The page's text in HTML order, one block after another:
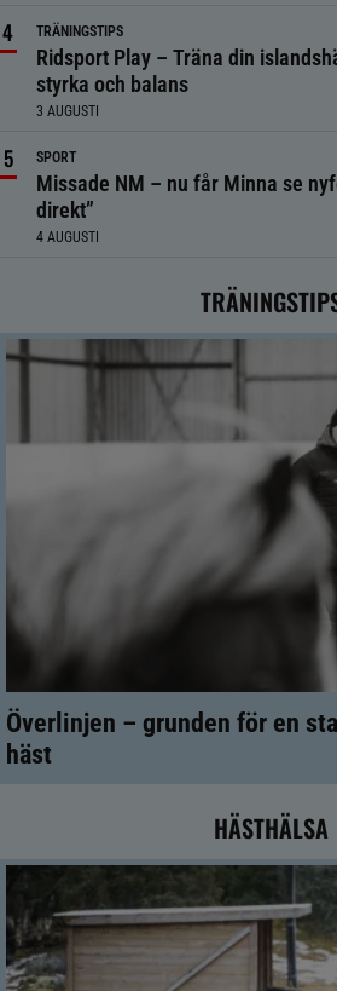
TRÄNINGSTIPS
Ridsport Play – Träna din
styrka och balans
3 AUGUSTI
SPORT
Missade NM – nu får Minna se
direkt”
4 AUGUSTI
Överlinjen – grunden för en
häst
HÄSTHÄLSA